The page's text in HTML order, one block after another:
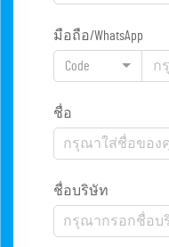
มือถือ/WhatsApp
Code
ชื่อ
ชื่อบริษัท